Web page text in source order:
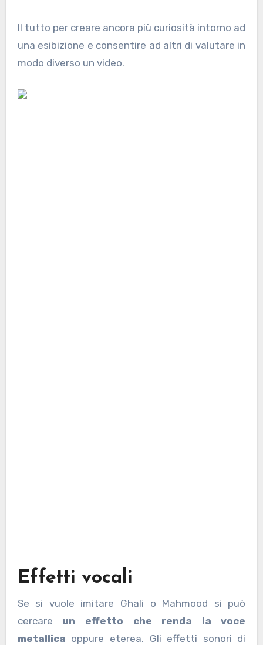
Il tutto per creare ancora più curiosità intorno ad
una esibizione e consentire ad altri di valutare in
modo diverso un video.
Effetti vocali
Se si vuole imitare Ghali o Mahmood si può
cercare un effetto che renda la voce
metallica oppure eterea. Gli effetti sonori di